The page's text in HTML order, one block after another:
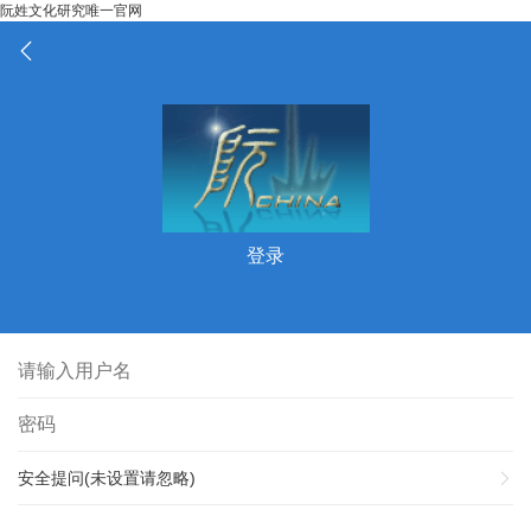
阮姓文化研究唯一官网
登录
安全提问(未设置请忽略)